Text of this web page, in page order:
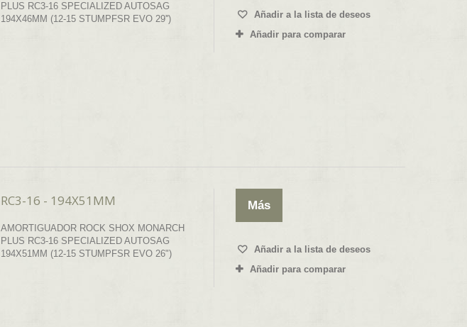
PLUS RC3-16 SPECIALIZED AUTOSAG
194X46MM (12-15 STUMPFSR EVO 29'')
Añadir a la lista de deseos
Añadir para comparar
RC3-16 - 194X51MM
AMORTIGUADOR ROCK SHOX MONARCH
PLUS RC3-16 SPECIALIZED AUTOSAG
194X51MM (12-15 STUMPFSR EVO 26")
Más
Añadir a la lista de deseos
Añadir para comparar